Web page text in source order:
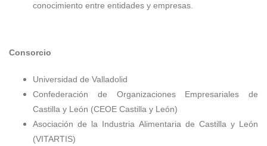
conocimiento entre entidades y empresas.
Consorcio
Universidad de Valladolid
Confederación de Organizaciones Empresariales de
Castilla y León (CEOE Castilla y León)
Asociación de la Industria Alimentaria de Castilla y León
(VITARTIS)